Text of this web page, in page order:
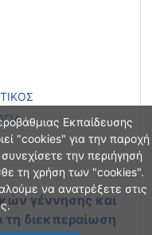
Εκπαίδευσης
"cookies" για την παροχή
την περιήγησή
τη χρήση των "cookies".
να ανατρέξετε στις
γέννησης και
τη διεκπεραίωση